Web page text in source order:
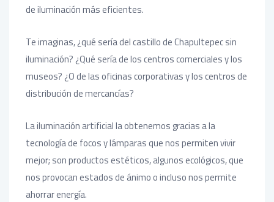
de iluminación más eficientes.
Te imaginas, ¿qué sería del castillo de Chapultepec sin
iluminación? ¿Qué sería de los centros comerciales y los
museos? ¿O de las oficinas corporativas y los centros de
distribución de mercancías?
La iluminación artificial la obtenemos gracias a la
tecnología de focos y lámparas que nos permiten vivir
mejor; son productos estéticos, algunos ecológicos, que
nos provocan estados de ánimo o incluso nos permite
ahorrar energía.